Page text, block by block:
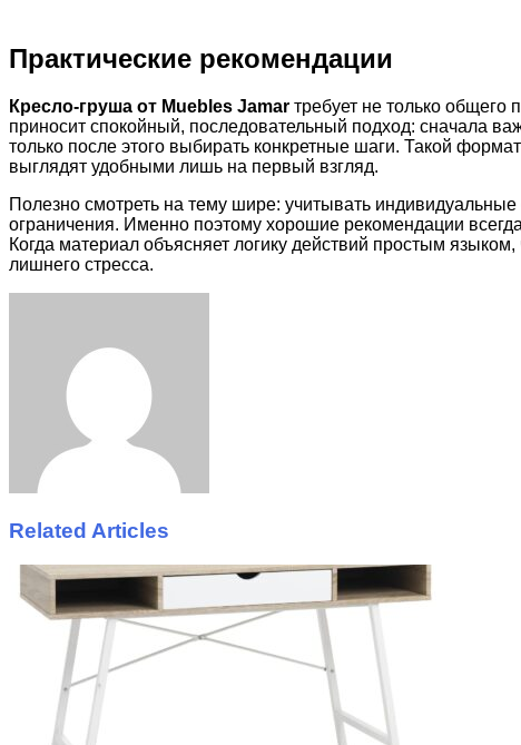
Практические рекомендации
Кресло-груша от Muebles Jamar требует не только
приносит спокойный, последовательный подход: сначала
только после этого выбирать конкретные шаги. Такой
выглядят удобными лишь на первый взгляд.
Полезно смотреть на тему шире: учитывать
ограничения. Именно поэтому хорошие рекомендации
Когда материал объясняет логику действий простым
лишнего стресса.
Related Articles